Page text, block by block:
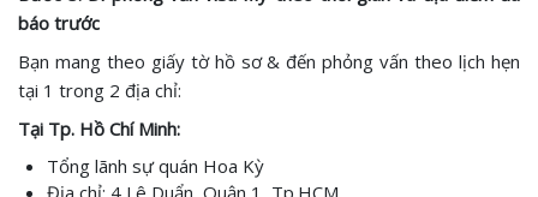
báo trước
Bạn mang theo giấy tờ hồ sơ & đến phỏng vấn theo lịch hẹn
tại 1 trong 2 địa chỉ:
Tại Tp. Hồ Chí Minh:
Tổng lãnh sự quán Hoa Kỳ
Địa chỉ: 4 Lê Duẩn, Quận 1, Tp.HCM